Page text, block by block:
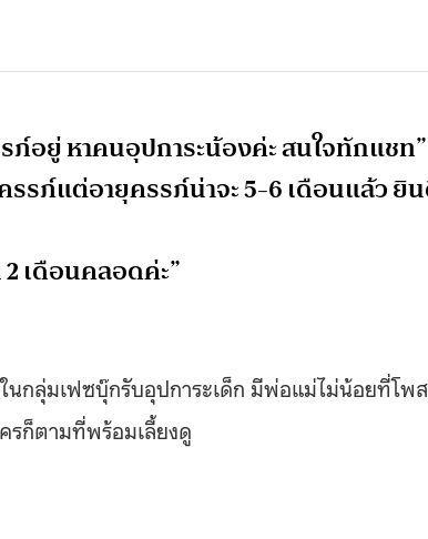
อยู่ หาคนอุปการะน้องค่ะ สนใจทักแชท”
รรภ์แต่อายุครรภ์น่าจะ 5-6 เดือนแล้วยิ
เดือนคลอดค่ะ”
นกลุ่มเฟซบุ๊กรับอุปการะเด็ก มีพ่อแม่ไม่น้อยที่โพ
ก็ตามที่พร้อมเลี้ยงดู